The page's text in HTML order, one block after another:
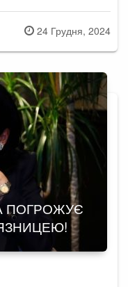
Posted
on
24 Грудня, 2024
ПОГРОЖУЄ